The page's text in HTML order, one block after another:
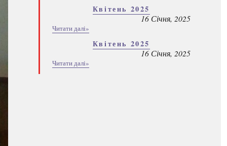
Квітень 2025
16 Січня, 2025
Читати далі»
Квітень 2025
16 Січня, 2025
Читати далі»